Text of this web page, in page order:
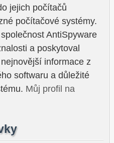
jejich počítačů
počítačové systémy.
AntiSpyware
a poskytoval
informace z
softwaru a důležité
Můj profil na